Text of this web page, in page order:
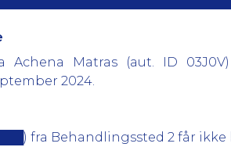
Achena Matras (aut. ID
2024.
fra Behandlingssted 2 får